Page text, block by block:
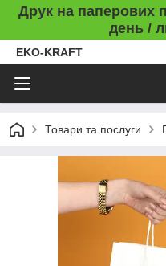
Друк на паперових
день /
EKO-KRAFT
Товари та послуги